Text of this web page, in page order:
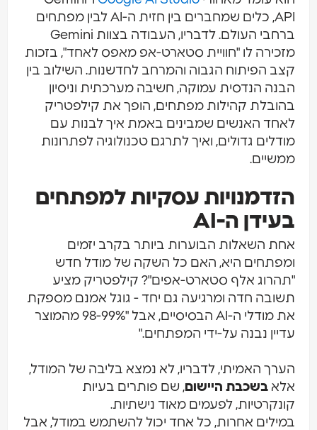
API, כלים שמחברים בין חזית ה-AI לבין מפתחים
ברחבי העולם. לדבריו, העבודה בצוות Gemini
מזכירה לו "חוויית סטארט-אפ מאפס לאחד", בזכות
קצב הפיתוח הגבוה והמרחב לחדשנות. השילוב בין
הבנה הנדסית עמוקה, חשיבה מערכתית וניסיון
בהובלת קהילות מפתחים, הופך את קילפטריק
לאחד האנשים שמבינים באמת איך לבנות עם
מודלים גדולים, ואיך לתרגם טכנולוגיה לפתרונות
ממשיים.
הזדמנויות עסקיות למפתחים
בעידן ה-AI
אחת השאלות הבוערות ביותר בקרב יזמים
ומפתחים היא, האם כל השקה של מודל חדש
"תהרוג אלף סטארט-אפים"? קילפטריק מציע
תשובה חדה ומרגיעה גם יחד - גוגל אמנם מספקת
את מודלי ה-AI הבסיסיים, אבל "98-99% מהמוצר
עדיין נבנה על-ידי המפתחים."
הערך האמיתי, לדבריו, לא נמצא בליבה של המודל,
אלא בשכבת היישום, שם פותרים בעיות
קונקרטיות, לפעמים מאוד נישתיות.
במילים אחרות, כל אחד יכול להשתמש במודל, אבל